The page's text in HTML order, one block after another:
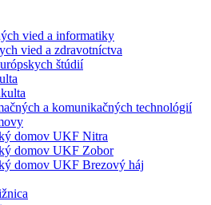
vied a informatiky
vied a zdravotníctva
štúdií
a komunikačných technológií
domov UKF Nitra
domov UKF Zobor
domov UKF Brezový háj